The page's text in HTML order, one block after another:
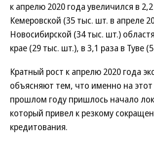
к апрелю 2020 года увеличился в
Кемеровской (35 тыс. шт. в апреле
Новосибирской (34 тыс. шт.)
крае (29 тыс. шт.), в 3,1 раза в Туве
Кратный рост к апрелю 2020 года
объясняют тем, что именно на этот
прошлом году пришлось начало
который привел к резкому
кредитования.